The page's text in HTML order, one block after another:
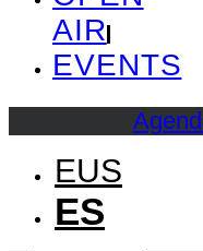
AIR
EVENTS
EUS
ES